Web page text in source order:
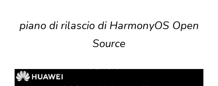
piano di rilascio di HarmonyOS Open
Source